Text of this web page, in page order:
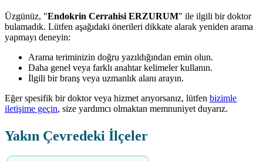
Üzgünüz, "Endokrin Cerrahisi ERZURUM" ile ilgili bir doktor
bulamadık. Lütfen aşağıdaki önerileri dikkate alarak yeniden arama
yapmayı deneyin:
Arama teriminizin doğru yazıldığından emin olun.
Daha genel veya farklı anahtar kelimeler kullanın.
İlgili bir branş veya uzmanlık alanı arayın.
Eğer spesifik bir doktor veya hizmet arıyorsanız, lütfen bizimle
iletişime geçin, size yardımcı olmaktan memnuniyet duyarız.
Yakın Çevredeki İlçeler